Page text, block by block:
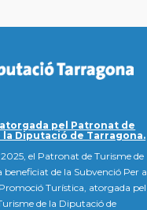
pel Patronat de
la Diputació de Tarragona.
el Patronat de Turisme de
beneficiat de la Subvenció Per a
Turística, atorgada pel
de la Diputació de